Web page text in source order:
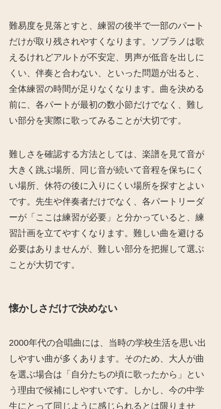
難易度を見落とすと、練習の後半で一部のパート
だけが取り残されやすくなります。ソプラノは歌
えるけれどアルトが不安定、男声が低音を出しに
くい、伴奏と合わない、といった問題が出ると、
全体練習の時間が足りなくなります。曲を決める
前に、各パートが最初の数小節だけでなく、難し
い部分を実際に歌ってみることが大切です。
難しさを確認する方法としては、楽譜を見て音が
大きく跳ぶ場所、同じ音が続いて音程を保ちにく
い場所、休符の後に入りにくい場所を探すとよい
です。先生や伴奏者だけでなく、各パートリーダ
ーが「ここは練習が必要」と分かっていると、練
習計画を立てやすくなります。難しい曲を避ける
必要はありませんが、難しい部分を把握して選ぶ
ことが大切です。
懐かしさだけで決めない
2000年代の合唱曲には、当時の学校生活を思い出
しやすい曲が多くあります。そのため、大人が曲
を選ぶ場合は「自分たちの頃に歌ったから」とい
う理由で候補にしやすいです。しかし、今の中学
生にとって同じように感じられるとは限りませ